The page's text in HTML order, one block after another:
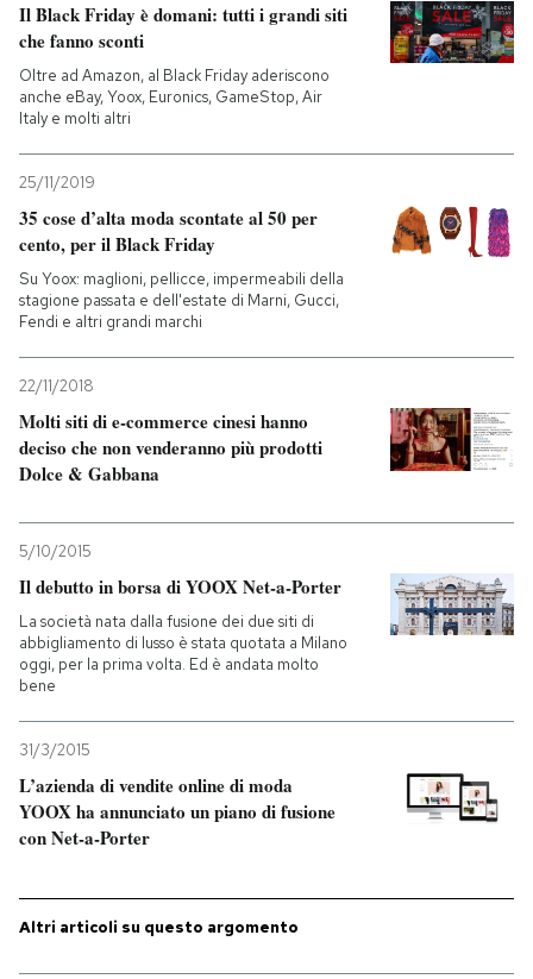
SHOP
CALENDARIO
AREA PERSONALE
Entra
Il Black Friday è domani: tutti i grandi siti
che fanno sconti
Oltre ad Amazon, al Black Friday aderiscono
anche eBay, Yoox, Euronics, GameStop, Air
Italy e molti altri
25/11/2019
35 cose d’alta moda scontate al 50 per
cento, per il Black Friday
Su Yoox: maglioni, pellicce, impermeabili della
stagione passata e dell'estate di Marni, Gucci,
Fendi e altri grandi marchi
22/11/2018
Molti siti di e-commerce cinesi hanno
deciso che non venderanno più prodotti
Dolce & Gabbana
5/10/2015
Il debutto in borsa di YOOX Net-a-Porter
La società nata dalla fusione dei due siti di
abbigliamento di lusso è stata quotata a Milano
oggi, per la prima volta. Ed è andata molto
bene
31/3/2015
L’azienda di vendite online di moda
YOOX ha annunciato un piano di fusione
con Net-a-Porter
Altri articoli su questo argomento